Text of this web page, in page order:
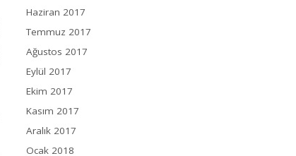
Haziran 2017
Temmuz 2017
Ağustos 2017
Eylül 2017
Ekim 2017
Kasım 2017
Aralık 2017
Ocak 2018